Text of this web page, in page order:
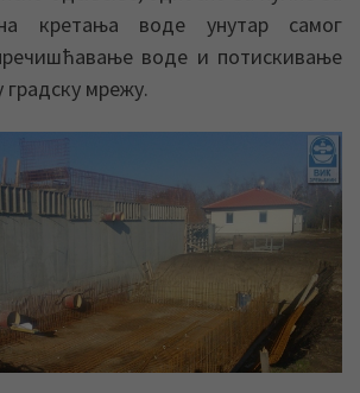
кретања воде унутар самог
воде и потискивање
мрежу.